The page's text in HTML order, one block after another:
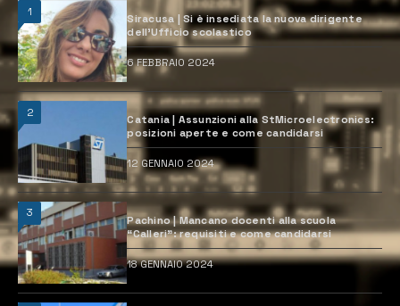
1
Siracusa | Si è insediata la nuova dirigente
dell’Ufficio scolastico
6 FEBBRAIO 2024
2
Catania | Assunzioni alla StMicroelectronics:
posizioni aperte e come candidarsi
12 GENNAIO 2024
3
Pachino | Mancano docenti alla scuola
“Calleri”: requisiti e come candidarsi
18 GENNAIO 2024